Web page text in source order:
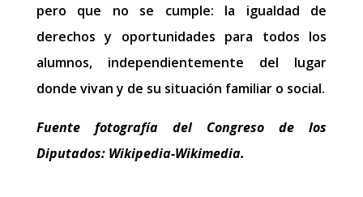
pero que no se cumple: la igualdad de
derechos y oportunidades para todos los
alumnos, independientemente del lugar
donde vivan y de su situación familiar o social.
Fuente fotografía del Congreso de los
Diputados: Wikipedia-Wikimedia.